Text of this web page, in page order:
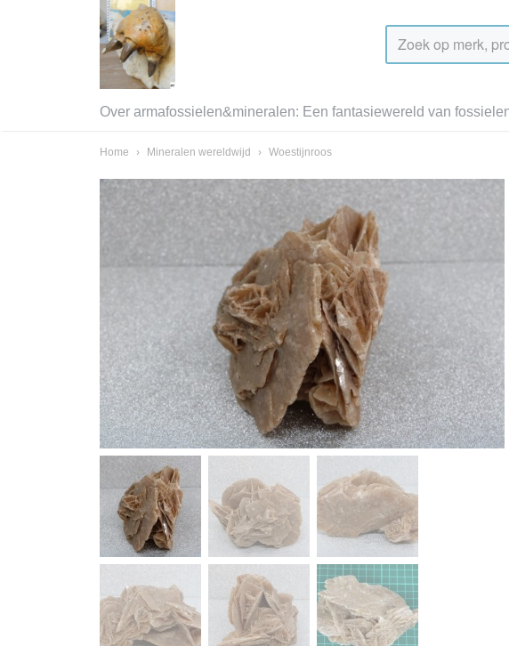
Over armafossielen&mineralen: Een fantasiewereld van
Home › Mineralen wereldwijd › Woestijnroos